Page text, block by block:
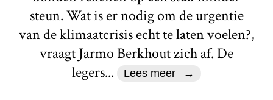
steun. Wat is er nodig om de urgentie
van de klimaatcrisis echt te laten voelen?,
vraagt Jarmo Berkhout zich af. De
legers...
Lees meer